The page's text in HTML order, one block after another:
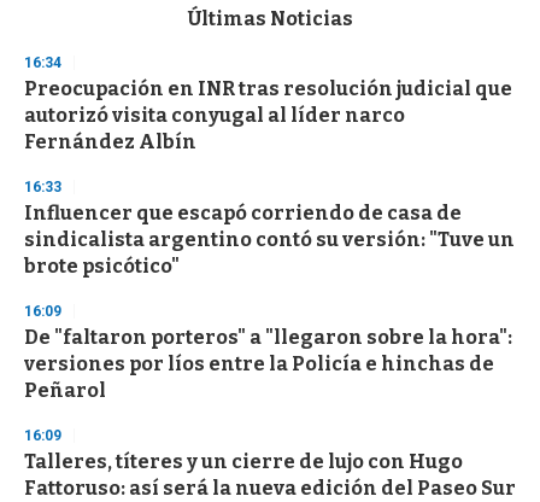
d
s
o
f
3
s
e
c
o
n
Últimas Noticias
16:34
Preocupación en INR tras resolución judicial que
autorizó visita conyugal al líder narco
Fernández Albín
16:33
Influencer que escapó corriendo de casa de
sindicalista argentino contó su versión: "Tuve un
brote psicótico"
16:09
De "faltaron porteros" a "llegaron sobre la hora":
versiones por líos entre la Policía e hinchas de
Peñarol
16:09
Talleres, títeres y un cierre de lujo con Hugo
Fattoruso: así será la nueva edición del Paseo Sur